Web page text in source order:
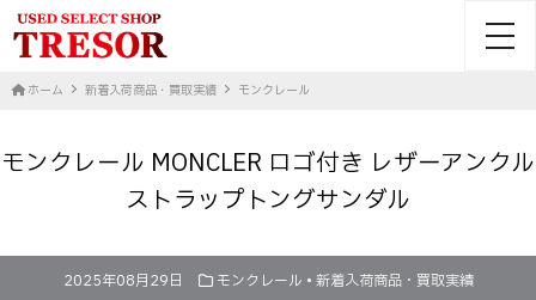
ホーム 新着入荷商品・買取実績 モンクレール
モンクレール MONCLER ロゴ付き レザーアンクル
ストラップトングサンダル
2025年08月29日 モンクレール • 新着入荷商品・買取実績